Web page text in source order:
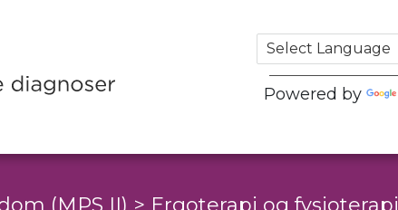
Powered by